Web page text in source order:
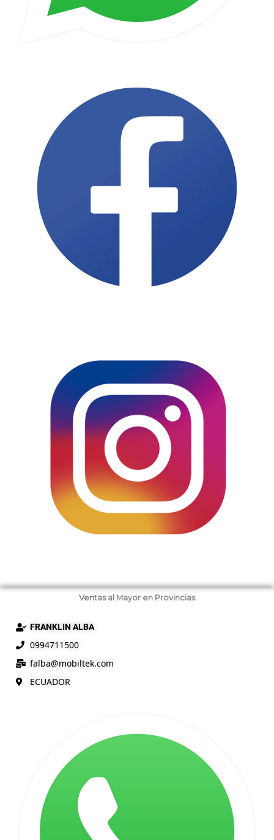
Ventas al Mayor en Provincias
FRANKLIN ALBA
0994711500
falba@mobiltek.com
ECUADOR